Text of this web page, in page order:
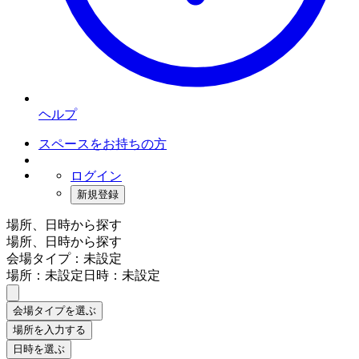
ヘルプ
スペースをお持ちの方
ログイン
新規登録
場所、日時から探す
場所、日時から探す
会場タイプ：未設定
場所：未設定日時：未設定
会場タイプを選ぶ
場所を入力する
日時を選ぶ